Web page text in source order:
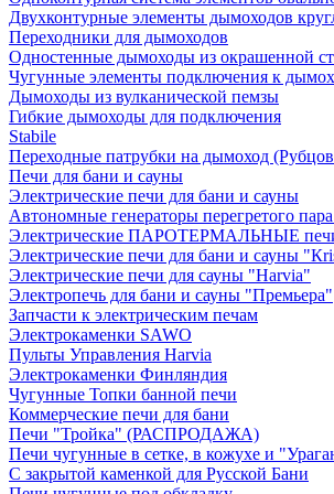
Двухконтурные элементы дымоходов
Переходники для дымоходов
Одностенные дымоходы из окрашенной
Чугунные элементы подключения к
Дымоходы из вулканической пемзы
Гибкие дымоходы для подключения
Stabile
Переходные патрубки на дымоход
Печи для бани и сауны
Электрические печи для бани и сауны
Автономные генераторы перегретого
Электрические ПАРОТЕРМАЛЬНЫЕ
Электрические печи для бани и сауны
Электрические печи для сауны "Harvia"
Электропечь для бани и сауны "Премьера"
Запчасти к электрическим печам
Электрокаменки SAWO
Пульты Управления Harvia
Электрокаменки Финляндия
Чугунные Топки банной печи
Коммерческие печи для бани
Печи "Тройка" (РАСПРОДАЖА)
Печи чугунные в сетке, в кожухе и
С закрытой каменкой для Русской Бани